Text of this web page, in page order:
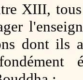
XIII,
dont ils